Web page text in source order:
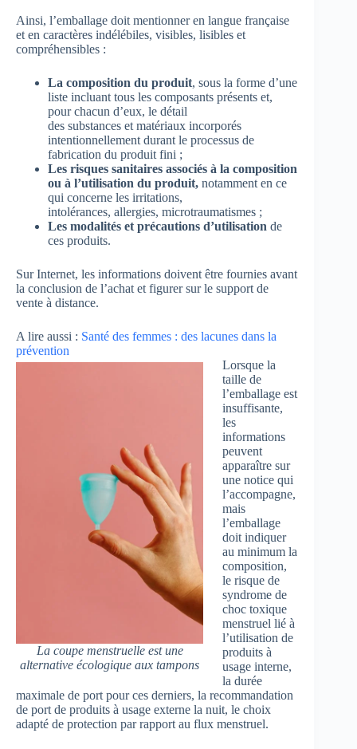
Ainsi, l’emballage doit mentionner en langue française
et en caractères indélébiles, visibles, lisibles et
compréhensibles :
La composition du produit, sous la forme d’une
liste incluant tous les composants présents et,
pour chacun d’eux, le détail
des substances et matériaux incorporés
intentionnellement durant le processus de
fabrication du produit fini ;
Les risques sanitaires associés à la composition
ou à l’utilisation du produit, notamment en ce
qui concerne les irritations,
intolérances, allergies, microtraumatismes ;
Les modalités et précautions d’utilisation de
ces produits.
Sur Internet, les informations doivent être fournies avant
la conclusion de l’achat et figurer sur le support de
vente à distance.
A lire aussi : Santé des femmes : des lacunes dans la
prévention
La coupe menstruelle est une
alternative écologique aux tampons
Lorsque la
taille de
l’emballage est
insuffisante,
les
informations
peuvent
apparaître sur
une notice qui
l’accompagne,
mais
l’emballage
doit indiquer
au minimum la
composition,
le risque de
syndrome de
choc toxique
menstruel lié à
l’utilisation de
produits à
usage interne,
la durée
maximale de port pour ces derniers, la recommandation
de port de produits à usage externe la nuit, le choix
adapté de protection par rapport au flux menstruel.